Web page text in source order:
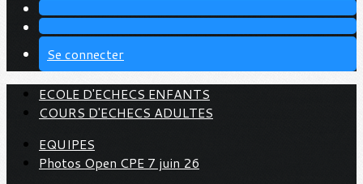
Se connecter
ECOLE D'ECHECS ENFANTS
COURS D'ECHECS ADULTES
EQUIPES
Photos Open CPE 7 juin 26